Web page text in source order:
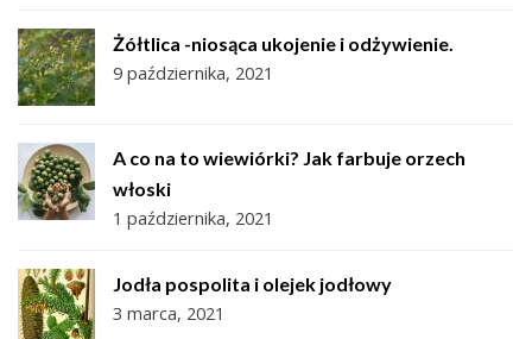
Żółtlica -niosąca ukojenie i odżywienie.
9 października, 2021
A co na to wiewiórki? Jak farbuje orzech
włoski
1 października, 2021
Jodła pospolita i olejek jodłowy
3 marca, 2021